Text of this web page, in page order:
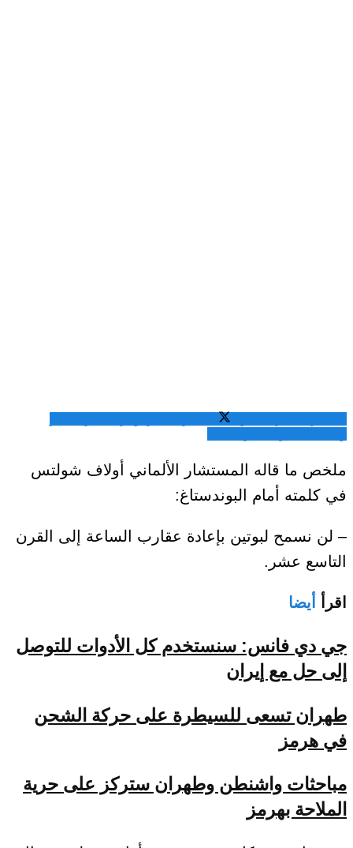
ملخص ما قاله المستشار الألماني أولاف شولتس
في كلمته أمام البوندستاغ:
– لن نسمح لبوتين بإعادة عقارب الساعة إلى القرن
التاسع عشر.
اقرأ أيضا
جي دي فانس: سنستخدم كل الأدوات للتوصل
إلى حل مع إيران
طهران تسعى للسيطرة على حركة الشحن
في هرمز
مباحثات واشنطن وطهران ستركز على حرية
الملاحة بهرمز